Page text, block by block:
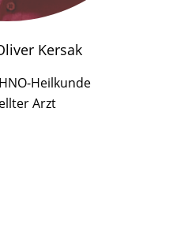
Kersak
Heilkunde
Arzt